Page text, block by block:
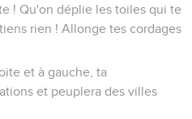
! Qu'on déplie les toiles qui te
rien ! Allonge tes cordages
et à gauche, ta
et peuplera des villes